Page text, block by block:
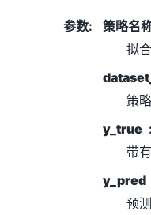
参数: 策略名
拟
策
y_true
带
y_pred
预